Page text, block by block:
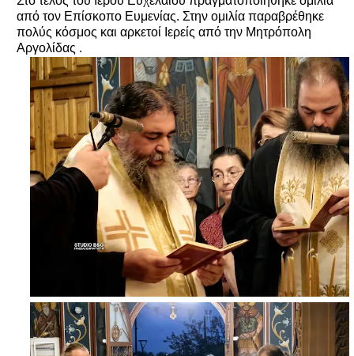
από τον Επίσκοπο Ευμενίας. Στην ομιλία παραβρέθηκε
πολύς κόσμος και αρκετοί Ιερείς από την Μητρόπολη
Αργολίδας .